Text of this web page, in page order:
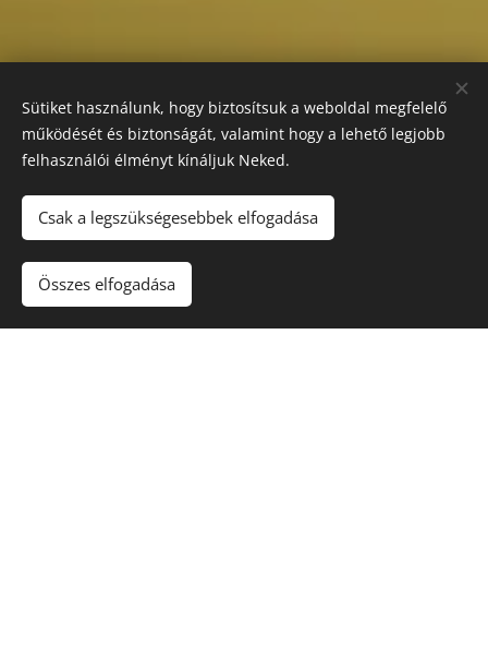
Sütiket használunk, hogy biztosítsuk a weboldal megfelelő
működését és biztonságát, valamint hogy a lehető legjobb
felhasználói élményt kínáljuk Neked.
Csak a legszükségesebbek elfogadása
Összes elfogadása